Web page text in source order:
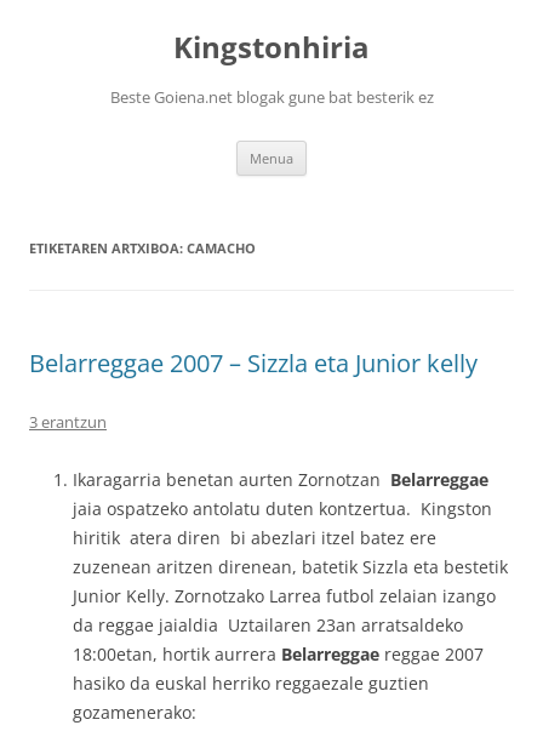
Kingstonhiria
Beste Goiena.net blogak gune bat besterik ez
Menua
ETIKETAREN ARTXIBOA: CAMACHO
Belarreggae 2007 – Sizzla eta Junior kelly
3 erantzun
Ikaragarria benetan aurten Zornotzan Belarreggae
jaia ospatzeko antolatu duten kontzertua. Kingston
hiritik atera diren bi abezlari itzel batez ere
zuzenean aritzen direnean, batetik Sizzla eta bestetik
Junior Kelly. Zornotzako Larrea futbol zelaian izango
da reggae jaialdia Uztailaren 23an arratsaldeko
18:00etan, hortik aurrera Belarreggae reggae 2007
hasiko da euskal herriko reggaezale guztien
gozamenerako: